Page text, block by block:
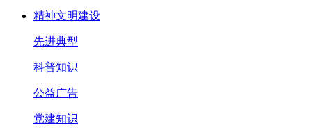
精神文明建设
先进典型
科普知识
公益广告
党建知识